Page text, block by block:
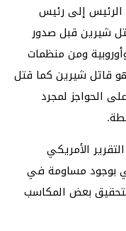
إلى رئيس
شيرين قبل صدور
ومن منظمات
قاتل شيرين كما قتل
الحواجز لمجرد
الأمريكي
بوجود مساومة في
بعض المكاسب